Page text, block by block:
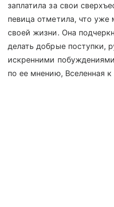
заплатила за свои
певица отметила, что уже
своей жизни. Она
делать добрые поступки,
искренними
по ее мнению, Вселенная к